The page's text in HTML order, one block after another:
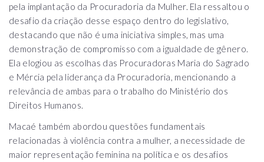
pela implantação da Procuradoria da Mulher. Ela ressaltou o
desafio da criação desse espaço dentro do legislativo,
destacando que não é uma iniciativa simples, mas uma
demonstração de compromisso com a igualdade de gênero.
Ela elogiou as escolhas das Procuradoras Maria do Sagrado
e Mércia pela liderança da Procuradoria, mencionando a
relevância de ambas para o trabalho do Ministério dos
Direitos Humanos.
Macaé também abordou questões fundamentais
relacionadas à violência contra a mulher, a necessidade de
maior representação feminina na política e os desafios